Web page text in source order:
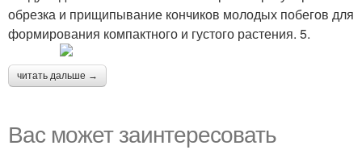
обрезка и прищипывание кончиков молодых побегов для
формирования компактного и густого растения. 5.
читать дальше →
Вас может заинтересовать